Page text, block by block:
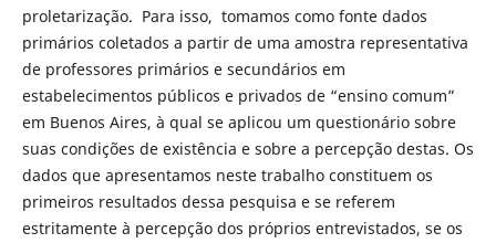
proletarização. Para isso, tomamos como fonte dados
primários coletados a partir de uma amostra representativa
de professores primários e secundários em
estabelecimentos públicos e privados de “ensino comum”
em Buenos Aires, à qual se aplicou um questionário sobre
suas condições de existência e sobre a percepção destas. Os
dados que apresentamos neste trabalho constituem os
primeiros resultados dessa pesquisa e se referem
estritamente à percepção dos próprios entrevistados, se os